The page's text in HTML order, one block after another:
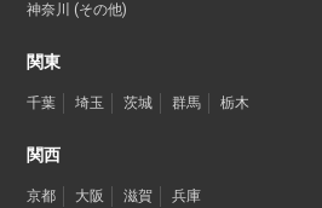
神奈川 (その他)
関東
千葉 埼玉 茨城 群馬 栃木
関西
京都 大阪 滋賀 兵庫